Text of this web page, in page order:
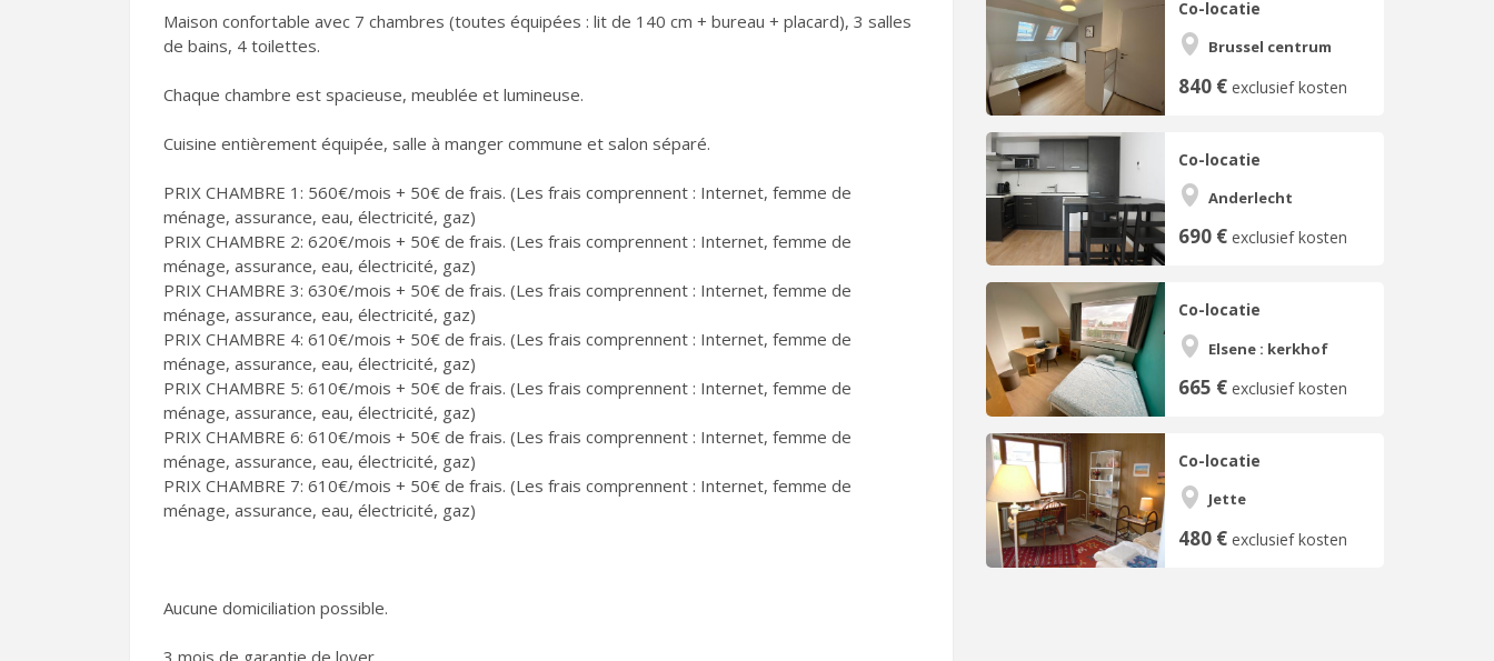
Co-locatie
Brussel centrum
840 € exclusief kosten
Co-locatie
Anderlecht
690 € exclusief kosten
Co-locatie
Elsene : kerkhof
665 € exclusief kosten
Co-locatie
Jette
480 € exclusief kosten
Maison confortable avec 7 chambres (toutes équipées : lit de 140 cm + bureau + placard), 3 salles
de bains, 4 toilettes.
Chaque chambre est spacieuse, meublée et lumineuse.
Cuisine entièrement équipée, salle à manger commune et salon séparé.
PRIX CHAMBRE 1: 560€/mois + 50€ de frais. (Les frais comprennent : Internet, femme de
ménage, assurance, eau, électricité, gaz)
PRIX CHAMBRE 2: 620€/mois + 50€ de frais. (Les frais comprennent : Internet, femme de
ménage, assurance, eau, électricité, gaz)
PRIX CHAMBRE 3: 630€/mois + 50€ de frais. (Les frais comprennent : Internet, femme de
ménage, assurance, eau, électricité, gaz)
PRIX CHAMBRE 4: 610€/mois + 50€ de frais. (Les frais comprennent : Internet, femme de
ménage, assurance, eau, électricité, gaz)
PRIX CHAMBRE 5: 610€/mois + 50€ de frais. (Les frais comprennent : Internet, femme de
ménage, assurance, eau, électricité, gaz)
PRIX CHAMBRE 6: 610€/mois + 50€ de frais. (Les frais comprennent : Internet, femme de
ménage, assurance, eau, électricité, gaz)
PRIX CHAMBRE 7: 610€/mois + 50€ de frais. (Les frais comprennent : Internet, femme de
ménage, assurance, eau, électricité, gaz)
Aucune domiciliation possible.
3 mois de garantie de loyer.